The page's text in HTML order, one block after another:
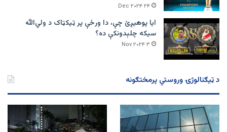
۲۴ Dec ۲۰۲۴
ایا پوهیږئ چې، دا ورځې پر ټيکټاک د ولي‌الله
سیکه چلېدونکې ده؟
۳ Nov ۲۰۲۴
د ټیګنالوژۍ وروستي پرمختګونه